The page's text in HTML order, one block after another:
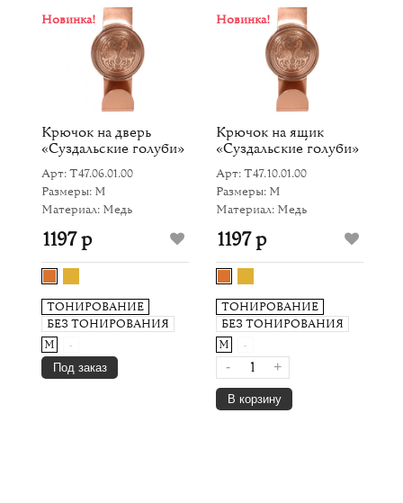
Новинка!
Крючок на дверь
«Суздальские голуби»
Арт: Т47.06.01.00
Размеры: M
Материал: Медь
1197 р
ТОНИРОВАНИЕ
БЕЗ ТОНИРОВАНИЯ
M
-
Под заказ
Новинка!
Крючок на ящик
«Суздальские голуби»
Арт: Т47.10.01.00
Размеры: M
Материал: Медь
1197 р
ТОНИРОВАНИЕ
БЕЗ ТОНИРОВАНИЯ
M
-
- +
В корзину